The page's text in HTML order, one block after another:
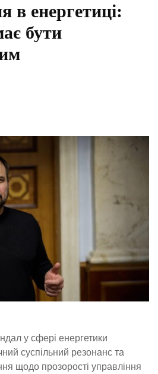
в енергетиці:
бути
у сфері енергетики
суспільний резонанс та
щодо прозорості управління